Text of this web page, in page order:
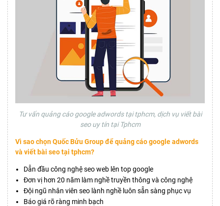
Tư vấn quảng cáo google adwords tại tphcm, dịch vụ viết bài
seo uy tín tại Tphcm
Vì sao chọn Quốc Bửu Group để quảng cáo google adwords
và viết bài seo tại tphcm?
Dẫn đầu công nghệ seo web lên top google
Đơn vị hơn 20 năm làm nghề truyền thông và công nghệ
Đội ngũ nhân viên seo lành nghề luôn sẵn sàng phục vụ
Báo giá rõ ràng minh bạch